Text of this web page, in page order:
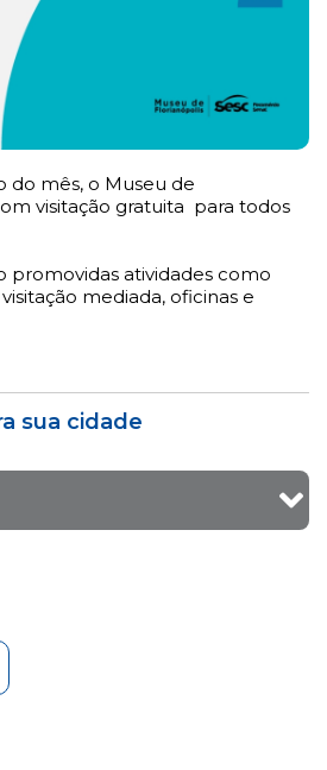
do mês, o Museu de
visitação gratuita para todos
promovidas atividades como
mediada, oficinas e
sua cidade